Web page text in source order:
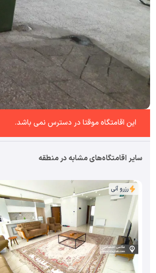
این اقامتگاه موقتا در دسترس نمی باشد.
سایر اقامتگاه‌های مشابه در منطقه
رزرو آنی